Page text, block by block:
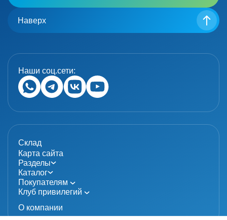
Наверх
Наши соц.сети:
Склад
Карта сайта
Разделы
Каталог
Покупателям
Клуб привилегий
О компании